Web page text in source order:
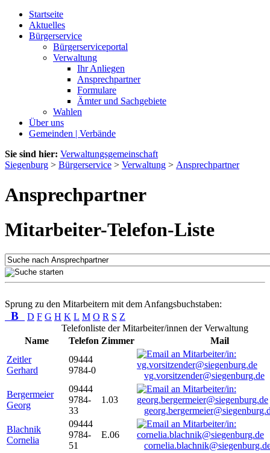
Startseite
Aktuelles
Bürgerservice
Bürgerserviceportal
Verwaltung
Ihr Anliegen
Ansprechpartner
Formulare
Ämter und Sachgebiete
Wahlen
Über uns
Gemeinden | Verbände
Sie sind hier: Verwaltungsgemeinschaft
Siegenburg > Bürgerservice > Verwaltung > Ansprechpartner
Ansprechpartner
Mitarbeiter-Telefon-Liste
Sprung zu den Mitarbeitern mit dem Anfangsbuchstaben:
B D F G H K L M O R S Z
Telefonliste der Mitarbeiter/innen der Verwaltung
Name
Telefon Zimmer
Mail
Zeitler
Gerhard
09444
9784-0
vg.vorsitzender@siegenburg.de
Bergermeier
Georg
09444
9784-
33
1.03
Blachnik
Cornelia
09444
9784-
51
E.06